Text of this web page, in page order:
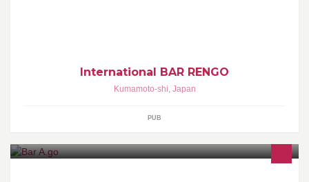
International BAR RENGO
Kumamoto-shi, Japan
PUB